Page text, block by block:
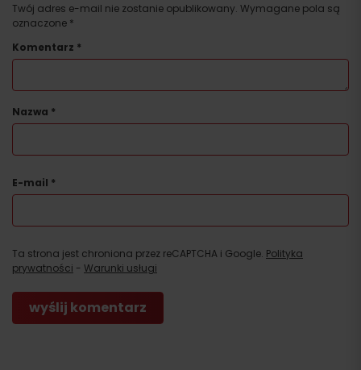
Twój adres e-mail nie zostanie opublikowany. Wymagane pola są
oznaczone *
Komentarz *
Nazwa *
E-mail *
Ta strona jest chroniona przez reCAPTCHA i Google. Polityka
prywatności - Warunki usługi